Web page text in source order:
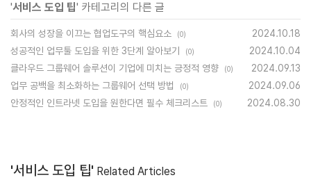
'서비스 도입 팁' 카테고리의 다른 글
회사의 성장을 이끄는 협업도구의 핵심요소 (0)
2024.10.18
성공적인 업무툴 도입을 위한 3단계 알아보기
(0)
2024.10.04
클라우드 그룹웨어 솔루션이 기업에 미치는 긍정적 영향
(0)
2024.09.13
업무 공백을 최소화하는 그룹웨어 선택 방법
(0)
2024.09.06
안정적인 인트라넷 도입을 원한다면 필수 체크리스트
(0) 2024.08.30
'서비스 도입 팁' Related Articles